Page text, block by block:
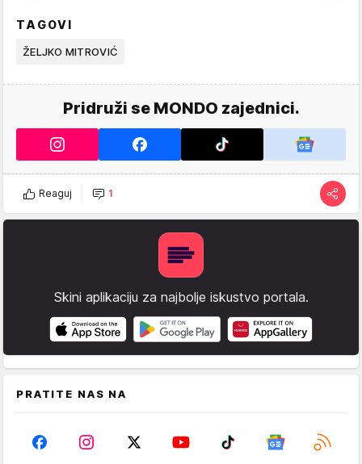
TAGOVI
ŽELJKO MITROVIĆ
Pridruži se MONDO zajednici.
Reaguj 1
Skini aplikaciju za najbolje iskustvo portala.
PRATITE NAS NA